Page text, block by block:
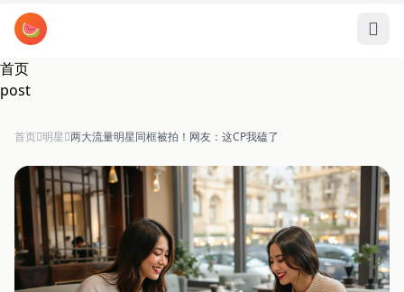
跳过导航
🍉
首页
post
首页 明星 两大流量明星同框被拍！网友：这CP我磕了